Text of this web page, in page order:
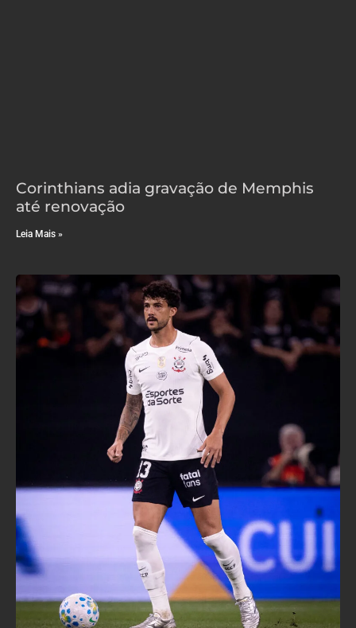
Corinthians adia gravação de Memphis
até renovação
Leia Mais »